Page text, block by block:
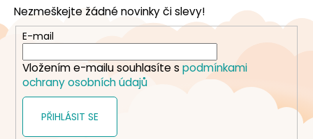
a
t
Nezmeškejte žádné novinky či slevy!
E-mail
Vložením e-mailu souhlasíte s podmínkami
ochrany osobních údajů
PŘIHLÁSIT SE